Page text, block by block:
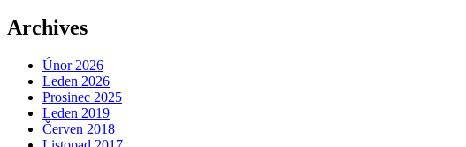
Archives
Únor 2026
Leden 2026
Prosinec 2025
Leden 2019
Červen 2018